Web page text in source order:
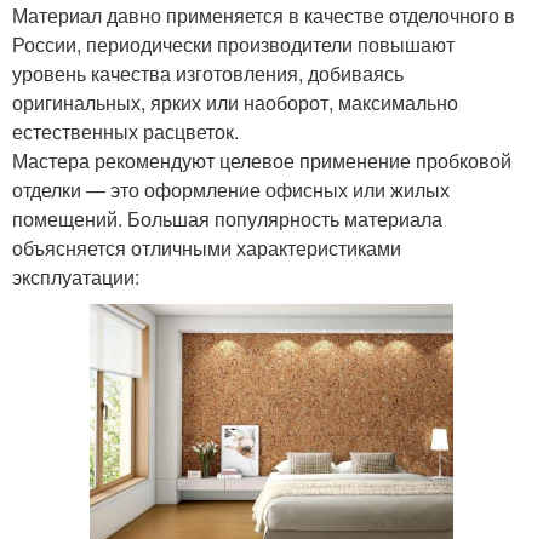
Материал давно применяется в качестве отделочного в
России, периодически производители повышают
уровень качества изготовления, добиваясь
оригинальных, ярких или наоборот, максимально
естественных расцветок.
Мастера рекомендуют целевое применение пробковой
отделки — это оформление офисных или жилых
помещений. Большая популярность материала
объясняется отличными характеристиками
эксплуатации: